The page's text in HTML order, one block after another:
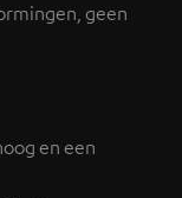
geen
en een